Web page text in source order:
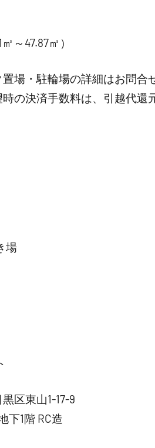
～47.87㎡）
場・駐輪場の詳細はお問合
の決済手数料は、引越代還
場
区東山1-17-9
1階 RC造